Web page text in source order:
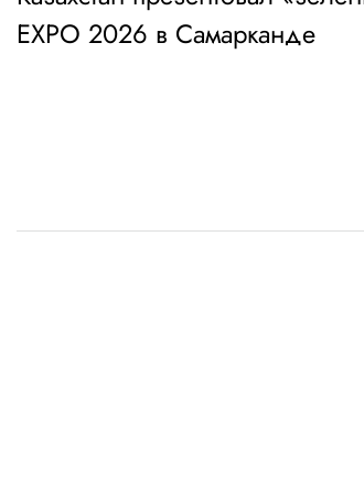
по
записям
EXPO 2026 в Самарканде